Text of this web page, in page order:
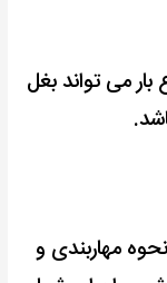
می تواند بغل
مهاربندی و